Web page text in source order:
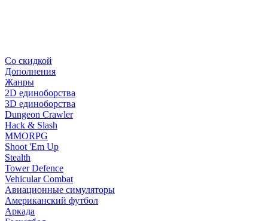
Со скидкой
Дополнения
Жанры
2D единоборства
3D единоборства
Dungeon Crawler
Hack & Slash
MMORPG
Shoot 'Em Up
Stealth
Tower Defence
Vehicular Combat
Авиационные симуляторы
Американский футбол
Аркада